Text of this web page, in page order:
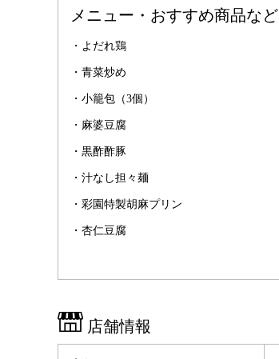
メニュー・おすすめ商品など
・よだれ鶏
・青菜炒め
・小籠包（3個）
・麻婆豆腐
・黒酢酢豚
・汁なし担々麺
・彩園特製胡麻プリン
・杏仁豆腐
店舗情報